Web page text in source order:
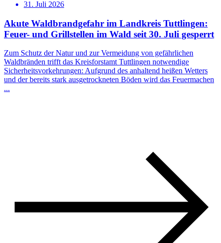
31. Juli 2026
Akute Waldbrandgefahr im Landkreis Tuttlingen:
Feuer- und Grillstellen im Wald seit 30. Juli gesperrt
Zum Schutz der Natur und zur Vermeidung von gefährlichen
Waldbränden trifft das Kreisforstamt Tuttlingen notwendige
Sicherheitsvorkehrungen: Aufgrund des anhaltend heißen Wetters
und der bereits stark ausgetrockneten Böden wird das Feuermachen
...